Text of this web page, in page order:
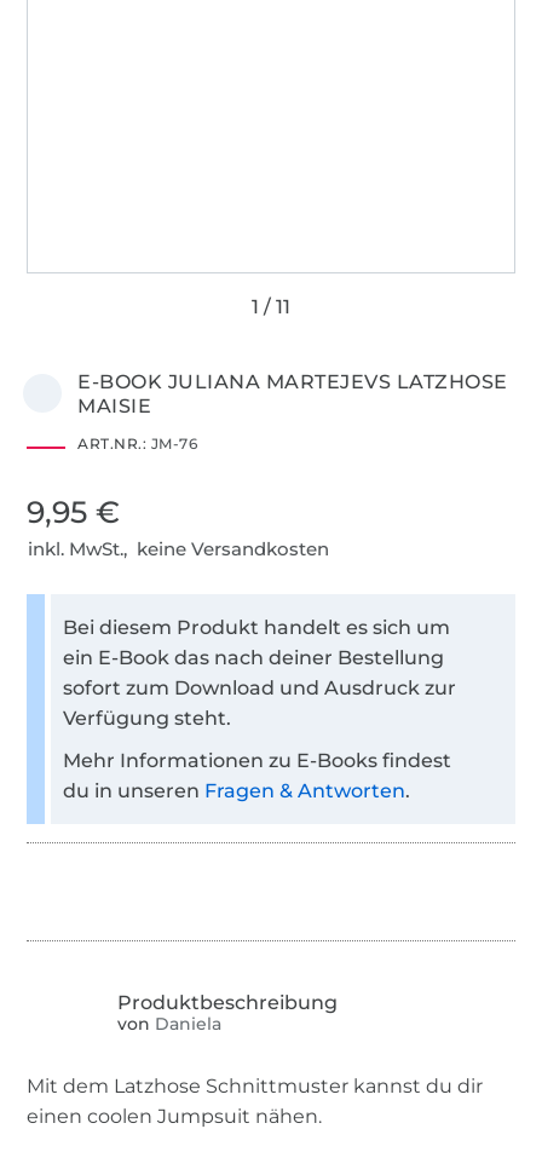
E-BOOK JULIANA MARTEJEVS LATZHOSE
MAISIE
ART.NR.: JM-76
9,95 €
inkl. MwSt., keine Versandkosten
Bei diesem Produkt handelt es sich um
ein E-Book das nach deiner Bestellung
sofort zum Download und Ausdruck zur
Verfügung steht.
Mehr Informationen zu E-Books findest
du in unseren Fragen & Antworten.
von Daniela
Mit dem Latzhose Schnittmuster kannst du dir
einen coolen Jumpsuit nähen.